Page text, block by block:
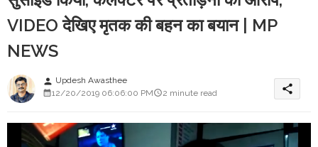
VIDEO देखिए मृतक की बहन का बयान | MP
NEWS
person Updesh Awasthee
12/20/2019 06:06:00 PM
2 minute read share